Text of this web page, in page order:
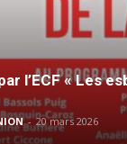
l’ECF « Les
- 20 mars 2026